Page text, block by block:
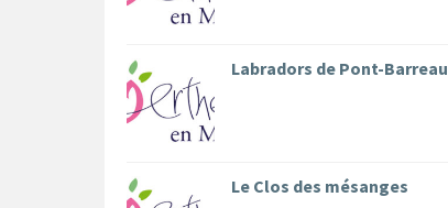
Labradors de Pont-Barreau
Le Clos des mésanges